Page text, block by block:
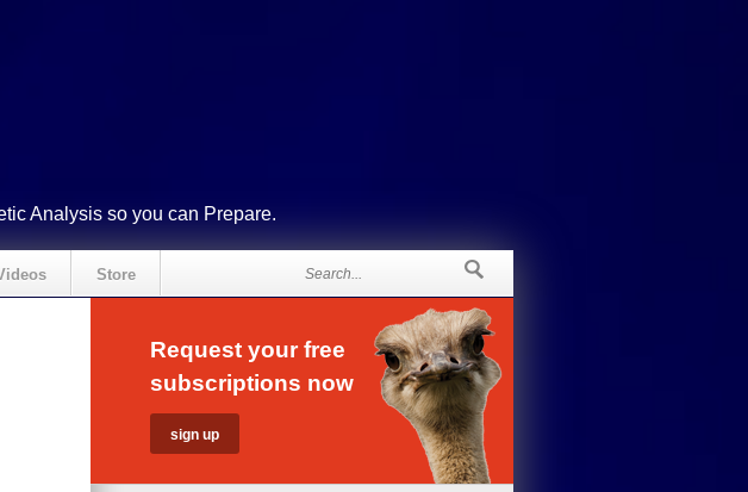
Analysis so you can Prepare.
Store
Request your free
subscriptions now